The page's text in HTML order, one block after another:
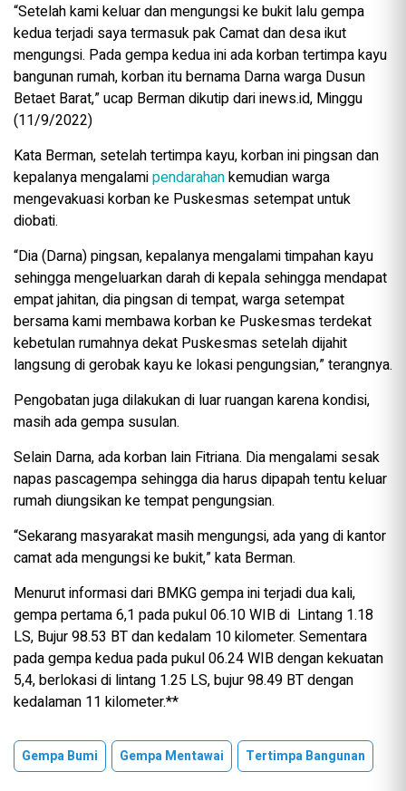
“Setelah kami keluar dan mengungsi ke bukit lalu gempa
kedua terjadi saya termasuk pak Camat dan desa ikut
mengungsi. Pada gempa kedua ini ada korban tertimpa kayu
bangunan rumah, korban itu bernama Darna warga Dusun
Betaet Barat,” ucap Berman dikutip dari inews.id, Minggu
(11/9/2022)
Kata Berman, setelah tertimpa kayu, korban ini pingsan dan
kepalanya mengalamipendarahankemudian warga
mengevakuasi korban ke Puskesmas setempat untuk
diobati.
“Dia (Darna) pingsan, kepalanya mengalami timpahan kayu
sehingga mengeluarkan darah di kepala sehingga mendapat
empat jahitan, dia pingsan di tempat, warga setempat
bersama kami membawa korban ke Puskesmas terdekat
kebetulan rumahnya dekat Puskesmas setelah dijahit
langsung di gerobak kayu ke lokasi pengungsian,” terangnya.
Pengobatan juga dilakukan di luar ruangan karena kondisi,
masih ada gempa susulan.
Selain Darna, ada korban lain Fitriana. Dia mengalami sesak
napas pascagempa sehingga dia harus dipapah tentu keluar
rumah diungsikan ke tempat pengungsian.
“Sekarang masyarakat masih mengungsi, ada yang di kantor
camat ada mengungsi ke bukit,” kata Berman.
Menurut informasi dari BMKG gempa ini terjadi dua kali,
gempa pertama 6,1 pada pukul 06.10 WIB di Lintang 1.18
LS, Bujur 98.53 BT dan kedalam 10 kilometer. Sementara
pada gempa kedua pada pukul 06.24 WIB dengan kekuatan
5,4, berlokasi di lintang 1.25 LS, bujur 98.49 BT dengan
kedalaman 11 kilometer.**
Gempa Bumi Gempa Mentawai Tertimpa Bangunan